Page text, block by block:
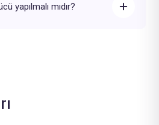
yapılmalı mıdır?